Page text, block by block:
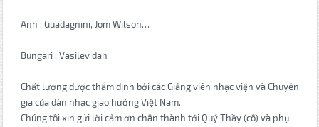
Anh : Guadagnini, Jom Wilson…
Bungari : Vasilev dan
Chất lượng được thẩm định bởi các Giảng viên nhạc viện và Chuyên
gia của dàn nhạc giao hưởng Việt Nam.
Chúng tôi xin gửi lời cảm ơn chân thành tới Quý Thầy (cô) và phụ